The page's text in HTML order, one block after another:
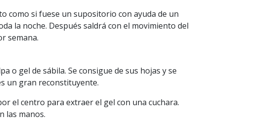
como si fuese un supositorio con ayuda de un
la noche. Después saldrá con el movimiento del
semana.
o gel de sábila. Se consigue de sus hojas y se
un gran reconstituyente.
el centro para extraer el gel con una cuchara.
las manos.